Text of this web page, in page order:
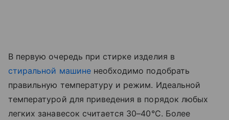
В первую очередь при стирке изделия в
стиральной машиненеобходимо подобрать
правильную температуру и режим. Идеальной
температурой для приведения в порядок любых
легких занавесок считается 30–40°C. Более